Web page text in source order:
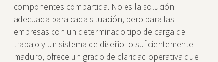
componentes compartida. No es la solución
adecuada para cada situación, pero para las
empresas con un determinado tipo de carga de
trabajo y un sistema de diseño lo suficientemente
maduro, ofrece un grado de claridad operativa que